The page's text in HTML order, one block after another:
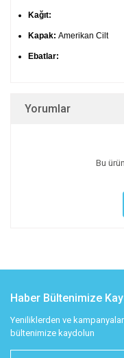
Kağıt:
Kapak: Amerikan Cilt
Ebatlar:
Yorumlar
Bu
Haber Bültenimize
Yeniliklerden ve
bültenimize kaydolun